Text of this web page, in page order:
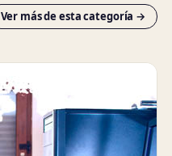
Ver más de esta categoría →